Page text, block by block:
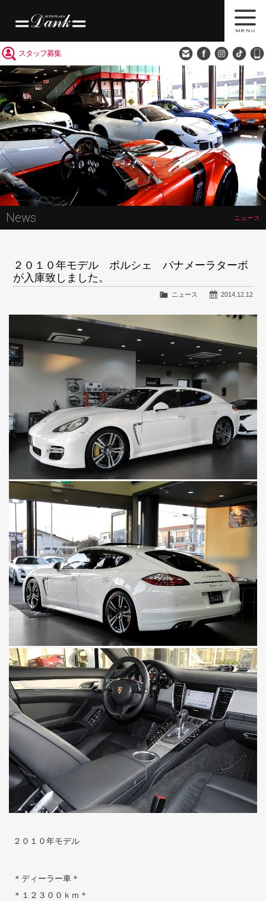
スタッフ募集
News ニュース
２０１０年モデル ポルシェ パナメーラターボ
が入庫致しました。
2014.12.12
ニュース
２０１０年モデル
＊ディーラー車＊
＊１２３００ｋｍ＊